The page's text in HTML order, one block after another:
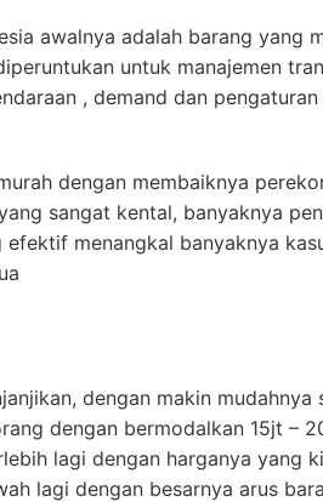
awalnya adalah barang yang
untuk manajemen
, demand dan
dengan membaiknya
sangat kental, banyaknya
menangkal banyaknya
dengan makin
dengan bermodalkan 15jt –
lagi dengan harganya yang
lagi dengan besarnya arus